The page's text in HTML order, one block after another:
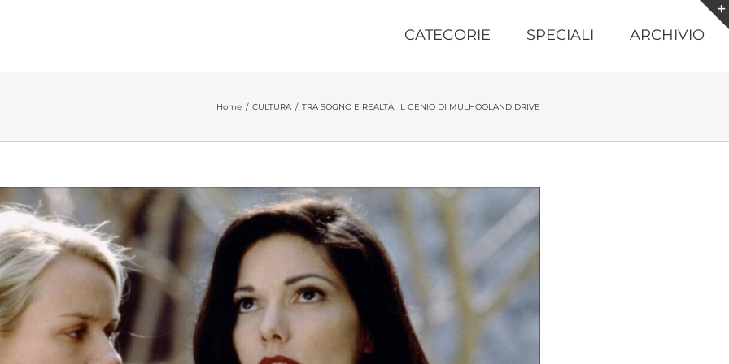
CATEGORIE SPECIALI ARCHIVIO
Home / CULTURA / TRA SOGNO E REALTÀ: IL GENIO DI MULHOOLAND DRIVE